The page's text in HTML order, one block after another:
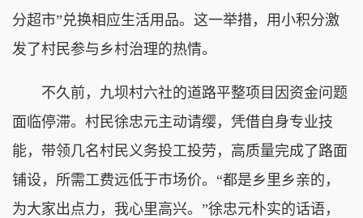
分超市”兑换相应生活用品。这一举措，用小积分激
发了村民参与乡村治理的热情。
不久前，九坝村六社的道路平整项目因资金问题
面临停滞。村民徐忠元主动请缨，凭借自身专业技
能，带领几名村民义务投工投劳，高质量完成了路面
铺设，所需工费远低于市场价。“都是乡里乡亲的，
为大家出点力，我心里高兴。”徐忠元朴实的话语，